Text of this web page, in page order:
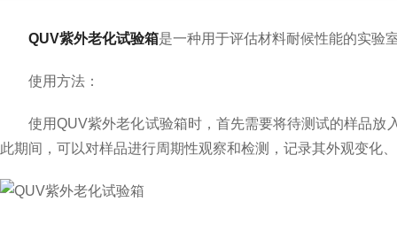
QUV紫外老化试验箱是一种用于评估材料耐候性能的实验
使用方法：
使用QUV紫外老化试验箱时，首先需要将待测试的样品放
此期间，可以对样品进行周期性观察和检测，记录其外观变化